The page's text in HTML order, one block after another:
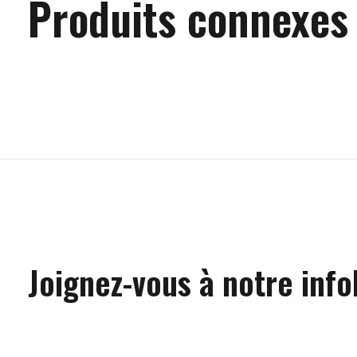
Produits connexes
Joignez-vous à notre